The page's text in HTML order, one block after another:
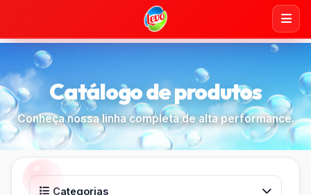
Catálogo de produtos
Conheça nossa linha completa de alta performance.
Categorias